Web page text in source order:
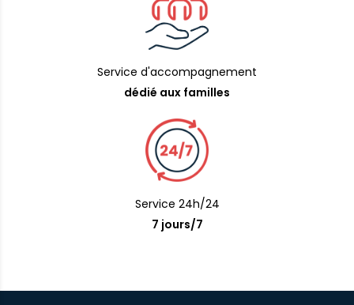
Service d'accompagnement
dédié aux familles
Service 24h/24
7 jours/7